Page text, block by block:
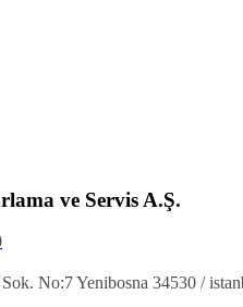
ve Servis A.Ş.
No:7 Yenibosna 34530 /